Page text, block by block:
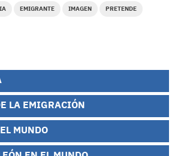
EMIGRANTE IMAGEN PRETENDE
LA EMIGRACIÓN
MUNDO